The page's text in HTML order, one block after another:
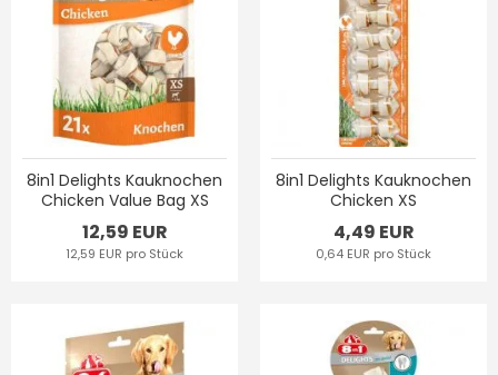
8in1 Delights Kauknochen
Chicken Value Bag XS
12,59 EUR
12,59 EUR pro Stück
8in1 Delights Kauknochen
Chicken XS
4,49 EUR
0,64 EUR pro Stück